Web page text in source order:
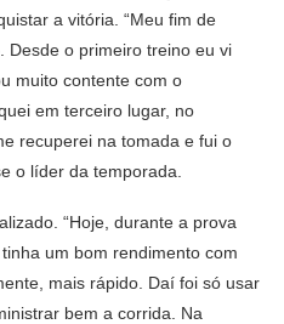
a vitória. “Meu fim de
Desde o primeiro treino eu vi
muito contente com o
em terceiro lugar, no
recuperei na tomada e fui o
o líder da temporada.
“Hoje, durante a prova
um bom rendimento com
mais rápido. Daí foi só usar
bem a corrida. Na